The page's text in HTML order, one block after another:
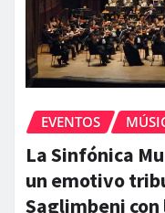
EVENTOS
La Sinfónica
un emotivo
Saglimbeni